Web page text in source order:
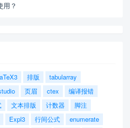
用？
排版
tabularray
页眉 ctex
编译报错
文本排版 计数器
脚注
Expl3 行间公式
enumerate